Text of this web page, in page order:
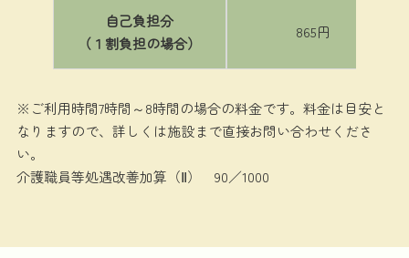
自己負担分
（１割負担の場合）
865円
※ご利用時間7時間～8時間の場合の料金です。料金は目安と
なりますので、詳しくは施設まで直接お問い合わせくださ
い。
介護職員等処遇改善加算（Ⅱ） 90／1000